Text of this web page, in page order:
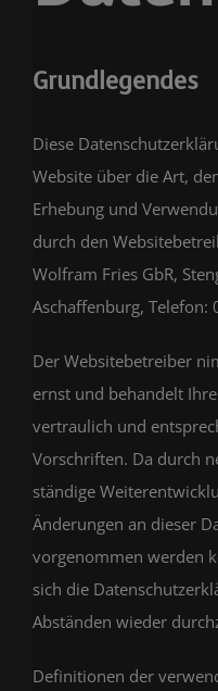
Grundlegendes
Diese
Website über die Art,
Erhebung und
durch den
Wolfram Fries GbR,
Aschaffenburg,
Der Websitebetreiber
ernst und behandelt
vertraulich und
Vorschriften. Da durch
ständige
Änderungen an dieser
vorgenommen werden
sich die
Abständen wieder
Definitionen der